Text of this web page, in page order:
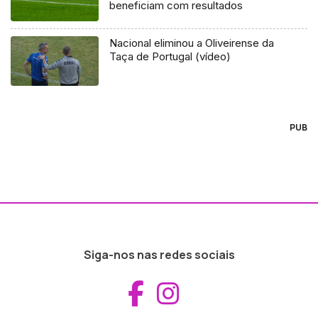
beneficiam com resultados
Nacional eliminou a Oliveirense da
Taça de Portugal (vídeo)
PUB
Siga-nos nas redes sociais
Aceder ao